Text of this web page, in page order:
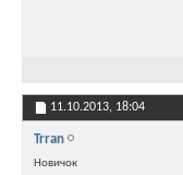
11.10.2013, 18:04
Trran
Новичок